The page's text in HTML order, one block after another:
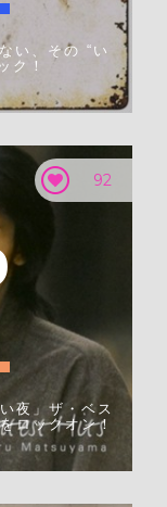
い、その “い
ク！
92
夜」ザ・ベス
ロックオン！